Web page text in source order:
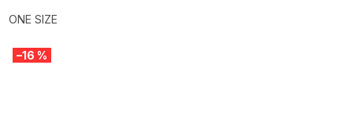
ONE SIZE
–16 %